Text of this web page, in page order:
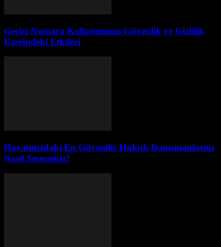
Geçici Numara Kullanımının Güvenlik ve Gizlilik
Üzerindeki Etkileri
Hayatınızdaki En Güvenilir Hukuk Danışmanlarını
Nasıl Seçersiniz?